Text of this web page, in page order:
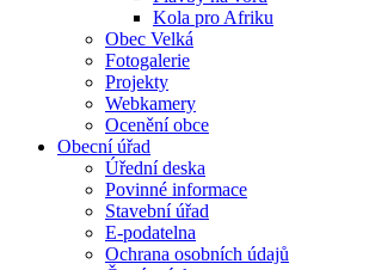
Kola pro Afriku
Obec Velká
Fotogalerie
Projekty
Webkamery
Ocenění obce
Obecní úřad
Úřední deska
Povinné informace
Stavební úřad
E-podatelna
Ochrana osobních údajů